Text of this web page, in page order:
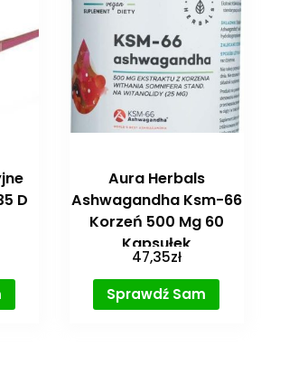
D
Aura Herbals
Ashwagandha Ksm-66
Korzeń 500 Mg 60
Kapsułek
47,35zł
Sprawdź Sam